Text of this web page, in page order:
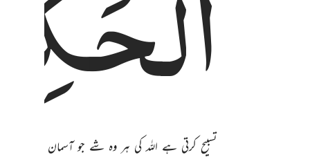
تسبیح کرتی ہے اللہ کی ہر وہ شے جو آسمان میں ہے